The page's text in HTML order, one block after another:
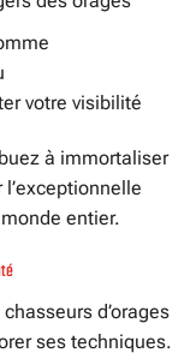
votre visibilité
à immortaliser
entier.
d’orages
ses techniques.